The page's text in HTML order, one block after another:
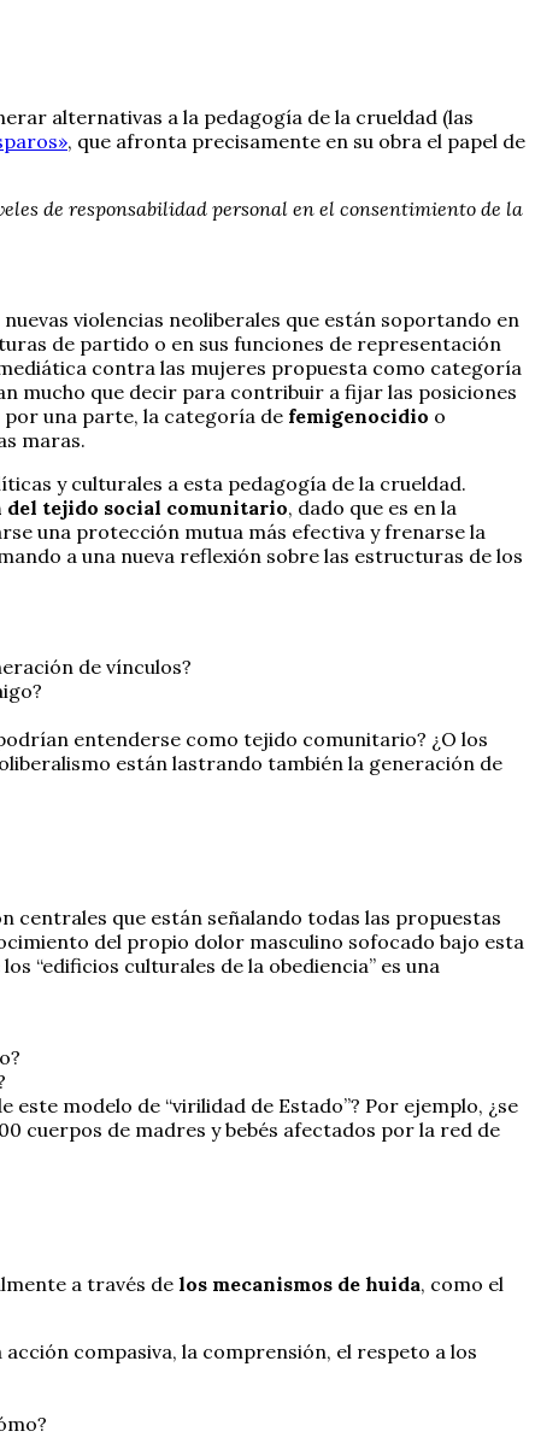
alternativas a la pedagogía de la crueldad (las
, que afronta precisamente en su obra el papel de
de responsabilidad personal en el consentimiento de la
violencias neoliberales que están soportando en
de partido o en sus funciones de representación
contra las mujeres propuesta como categoría
mucho que decir para contribuir a fijar las posiciones
una parte, la categoría de femigenocidio o
maras.
y culturales a esta pedagogía de la crueldad.
tejido social comunitario, dado que es en la
una protección mutua más efectiva y frenarse la
a una nueva reflexión sobre las estructuras de los
de vínculos?
entenderse como tejido comunitario? ¿O los
están lastrando también la generación de
centrales que están señalando todas las propuestas
del propio dolor masculino sofocado bajo esta
“edificios culturales de la obediencia” es una
modelo de “virilidad de Estado”? Por ejemplo, ¿se
cuerpos de madres y bebés afectados por la red de
a través de los mecanismos de huida, como el
compasiva, la comprensión, el respeto a los